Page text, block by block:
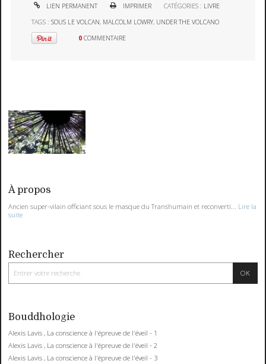
LIEN PERMANENT IMPRIMER CATÉGORIES : LIVRE
TAGS :SOUS LE VOLCAN, MALCOLM LOWRY, UNDER THE VOLCANO
0 COMMENTAIRE
À propos
Ancien super-vilain officiant sous le masque du Transhumain et reconverti...
Lire la
suite
Rechercher
Bouddhologie
Alexis Lavis , La conscience à l'épreuve de l'éveil - 1
Alexis Lavis , La conscience à l'épreuve de l'éveil - 2
Alexis Lavis , La conscience à l'épreuve de l'éveil - 3